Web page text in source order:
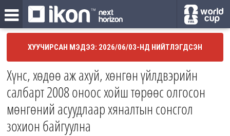
ХУУЧИРСАН МЭДЭЭ: 2026/06/03-НД НИЙТЛЭГДСЭН
Хүнс, хөдөө аж ахуй, хөнгөн үйлдвэрийн
салбарт 2008 оноос хойш төрөөс олгосон
мөнгөний асуудлаар хяналтын сонсгол
зохион байгуулна